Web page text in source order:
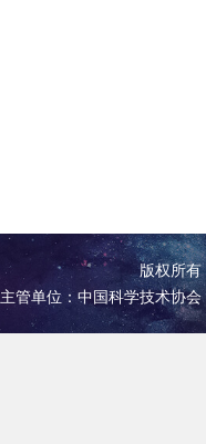
版权所
主管单位：中国科学技术协